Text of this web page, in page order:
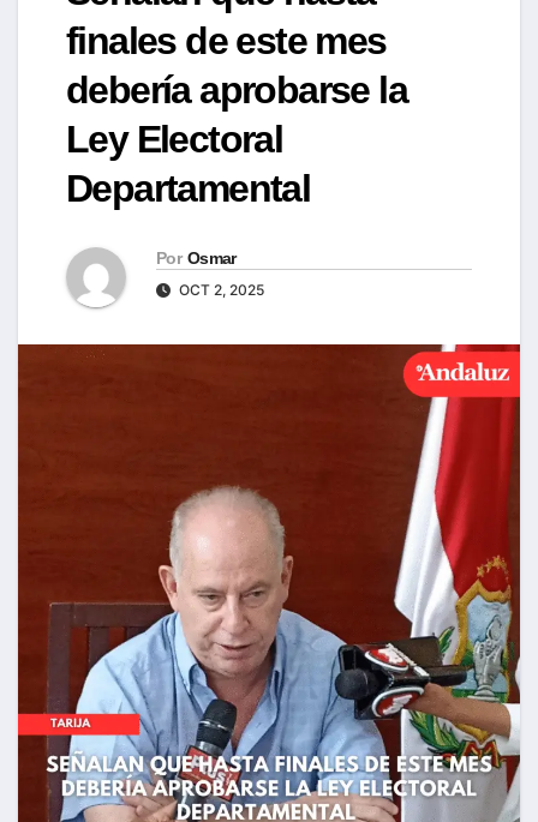
finales de este mes
debería aprobarse la
Ley Electoral
Departamental
Por Osmar
OCT 2, 2025